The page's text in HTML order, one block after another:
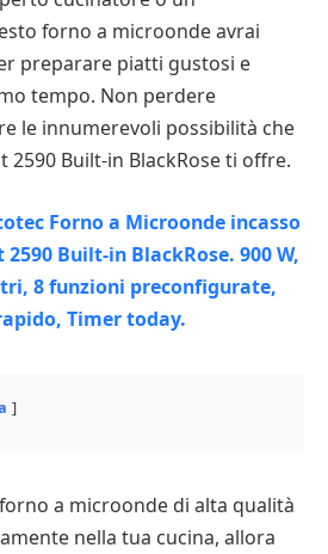
forno a microonde avrai
preparare piatti gustosi e
tempo. Non perdere
le innumerevoli possibilità che
2590 Built-in BlackRose ti offre.
a microonde di alta qualità
nella tua cucina, allora